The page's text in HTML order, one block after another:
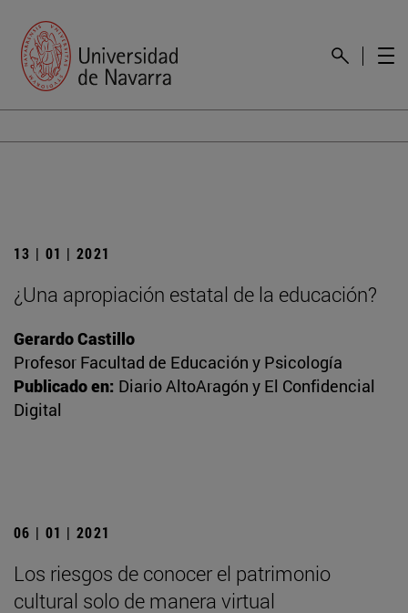
13 | 01 | 2021
¿Una apropiación estatal de la educación?
Gerardo Castillo
Profesor Facultad de Educación y Psicología
Publicado en: Diario AltoAragón y El Confidencial
Digital
06 | 01 | 2021
Los riesgos de conocer el patrimonio
cultural solo de manera virtual